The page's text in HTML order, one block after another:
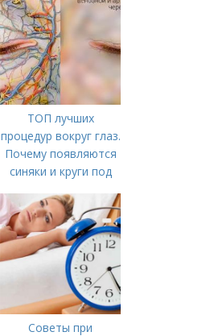
ТОП лучших
процедур вокруг глаз.
Почему появляются
синяки и круги под
Советы при